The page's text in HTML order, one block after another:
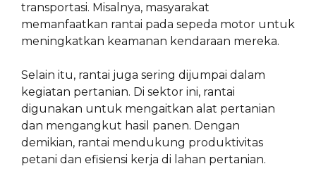
transportasi. Misalnya, masyarakat
memanfaatkan rantai pada sepeda motor untuk
meningkatkan keamanan kendaraan mereka.
Selain itu, rantai juga sering dijumpai dalam
kegiatan pertanian. Di sektor ini, rantai
digunakan untuk mengaitkan alat pertanian
dan mengangkut hasil panen. Dengan
demikian, rantai mendukung produktivitas
petani dan efisiensi kerja di lahan pertanian.